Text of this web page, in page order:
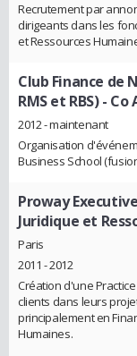
Recrutement par
dirigeants dans les
et Ressources
Club Finance de
RMS et RBS)- Co
2012 - maintenant
Organisation
Business School
Proway
Juridique et
Paris
2011 - 2012
Création d'une
clients dans leurs
principalement en
Humaines.